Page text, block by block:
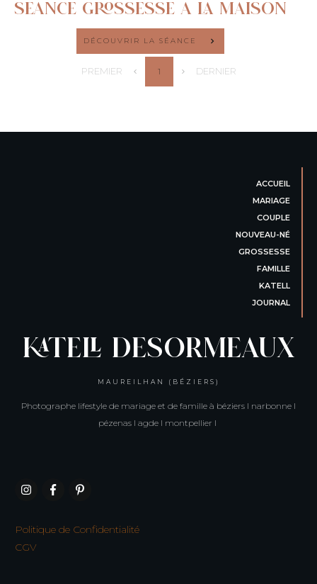
SEANCE GROSSESSE A LA MAISON
DÉCOUVRIR LA SÉANCE
PREMIER 1 DERNIER
ACCUEIL
MARIAGE
COUPLE
NOUVEAU-NÉ
GROSSESSE
FAMILLE
KATELL
JOURNAL
KATELL DESORMEAUX
MAUREILHAN (BÉZIERS)
Photographe lifestyle de mariage et de famille à béziers I narbonne I
pézenas I agde I montpellier I
Politique de Confidentialité
CGV